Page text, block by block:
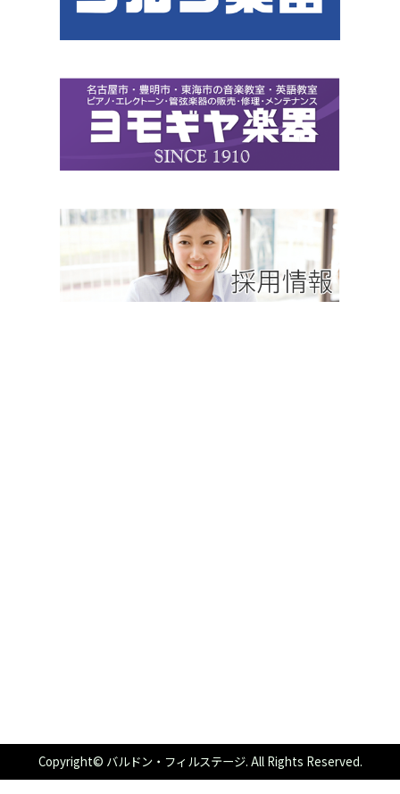
Copyright© バルドン・フィルステージ. All Rights Reserved.